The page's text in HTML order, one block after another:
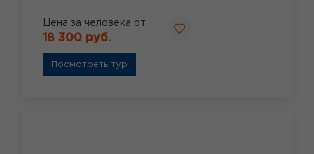
Цена за человека от
18 300 руб.
Посмотреть тур